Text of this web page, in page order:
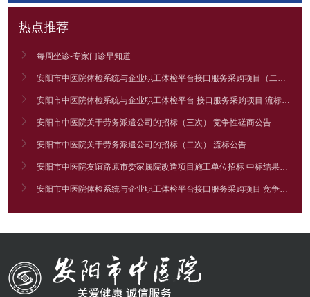
热点推荐
 每周坐诊-专家门诊早知道
 安阳市中医院体检系统与企业职工体检平台接口服务采购项目（二次） 竞争性谈判公告
 安阳市中医院体检系统与企业职工体检平台 接口服务采购项目 流标公告
 安阳市中医院关于劳务派遣公司的招标（三次） 竞争性磋商公告
 安阳市中医院关于劳务派遣公司的招标（二次） 流标公告
 安阳市中医院友谊路原市委家属院改造项目施工单位招标 中标结果公告
 安阳市中医院体检系统与企业职工体检平台接口服务采购项目 竞争性谈判公告